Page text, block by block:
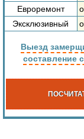
Евроремонт
Эксклюзивный
Выезд
составление